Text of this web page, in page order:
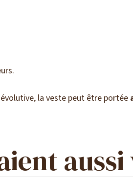
évolutive, la veste peut être portée